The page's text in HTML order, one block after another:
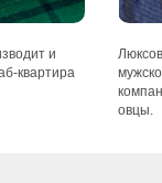
и
квартира
овцы.